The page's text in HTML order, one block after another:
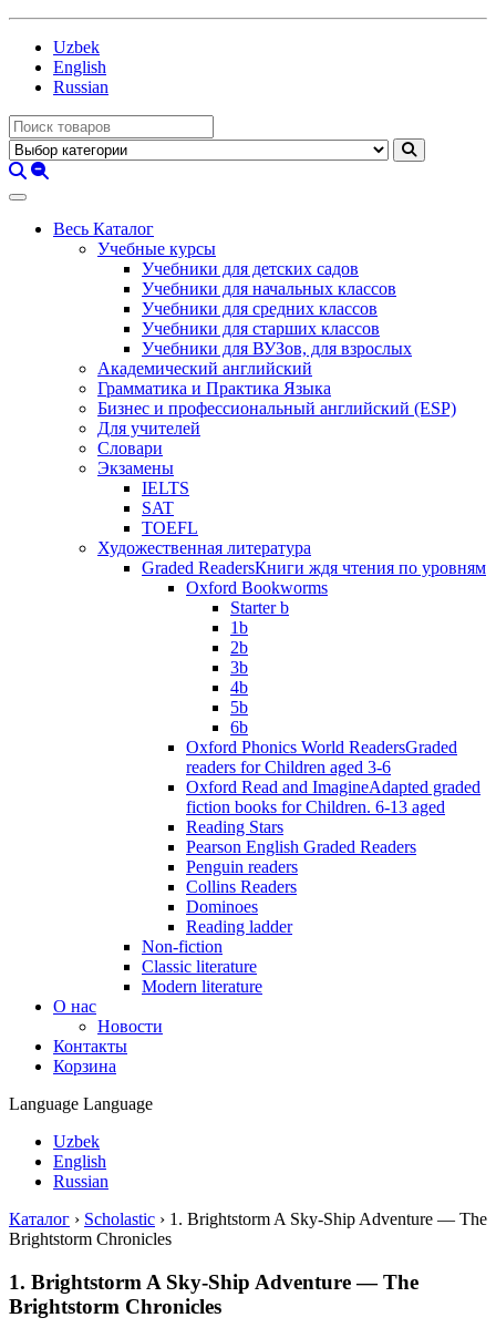
Uzbek
English
Russian
Весь Каталог
Учебные курсы
Учебники для детских садов
Учебники для начальных классов
Учебники для средних классов
Учебники для старших классов
Учебники для ВУЗов, для взрослых
Академический английский
Грамматика и Практика Языка
Бизнес и профессиональный английский (ESP)
Для учителей
Словари
Экзамены
IELTS
SAT
TOEFL
Художественная литература
Graded ReadersКниги ждя чтения по уровням
Oxford Bookworms
Starter b
1b
2b
3b
4b
5b
6b
Oxford Phonics World ReadersGraded
readers for Children aged 3-6
Oxford Read and ImagineAdapted graded
fiction books for Children. 6-13 aged
Reading Stars
Pearson English Graded Readers
Penguin readers
Collins Readers
Dominoes
Reading ladder
Non-fiction
Classic literature
Modern literature
О нас
Новости
Контакты
Корзина
Language Language
Uzbek
English
Russian
Каталог › Scholastic › 1. Brightstorm A Sky-Ship Adventure — The
Brightstorm Chronicles
1. Brightstorm A Sky-Ship Adventure — The
Brightstorm Chronicles